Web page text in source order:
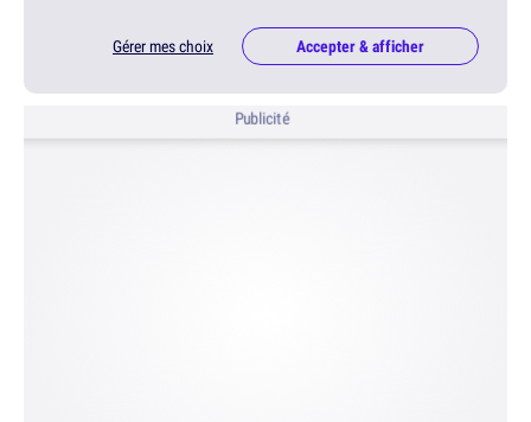
Gérer mes choix Accepter & afficher
Publicité